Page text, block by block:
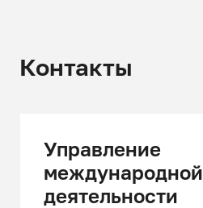
Контакты
Управление
международной
деятельности